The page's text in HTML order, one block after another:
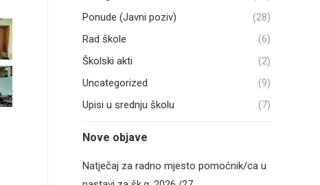
Ponude (Javni poziv)
(28)
Rad škole
(6)
Školski akti
(2)
Uncategorized
(9)
Upisi u srednju školu
(7)
Nove objave
Natječaj za radno mjesto pomoćnik/ca u